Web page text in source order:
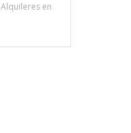
Alquileres en